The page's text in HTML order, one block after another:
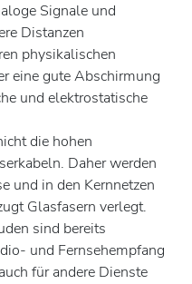
Signale und
Distanzen
physikalischen
eine gute Abschirmung
und elektrostatische
die hohen
Daher werden
und in den Kernnetzen
Glasfasern verlegt.
sind bereits
und Fernsehempfang
für andere Dienste